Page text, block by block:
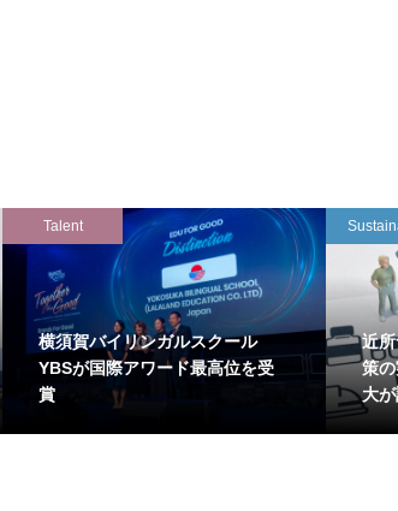
Talent
横須賀バイリンガルスクール
YBSが国際アワード最高位を受
賞
近
策
大